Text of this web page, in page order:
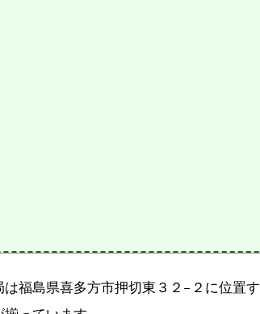
は福島県喜多方市押切東３２−２に位置